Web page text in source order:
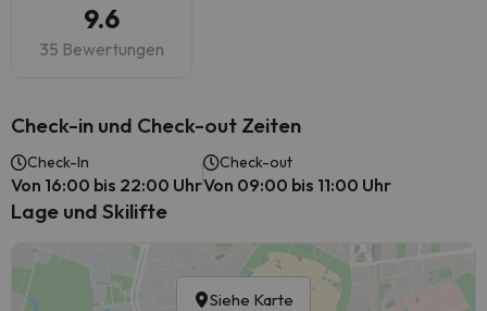
9.6
35 Bewertungen
Check-in und Check-out Zeiten
Check-In
Von 16:00 bis 22:00 Uhr
Check-out
Von 09:00 bis 11:00 Uhr
Lage und Skilifte
Siehe Karte